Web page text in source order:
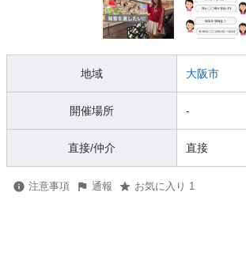
地域 大阪市
開催場所 -
直接/仲介 直接
注意事項 通報 お気に入り 1